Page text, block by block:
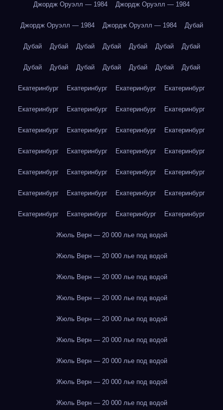
Джордж Оруэлл — 1984 Джордж Оруэлл — 1984
Джордж Оруэлл — 1984 Джордж Оруэлл — 1984 Дубай
Дубай Дубай Дубай Дубай Дубай Дубай Дубай
Дубай Дубай Дубай Дубай Дубай Дубай Дубай
Екатеринбург Екатеринбург Екатеринбург Екатеринбург
Екатеринбург Екатеринбург Екатеринбург Екатеринбург
Екатеринбург Екатеринбург Екатеринбург Екатеринбург
Екатеринбург Екатеринбург Екатеринбург Екатеринбург
Екатеринбург Екатеринбург Екатеринбург Екатеринбург
Екатеринбург Екатеринбург Екатеринбург Екатеринбург
Екатеринбург Екатеринбург Екатеринбург Екатеринбург
Жюль Верн — 20 000 лье под водой
Жюль Верн — 20 000 лье под водой
Жюль Верн — 20 000 лье под водой
Жюль Верн — 20 000 лье под водой
Жюль Верн — 20 000 лье под водой
Жюль Верн — 20 000 лье под водой
Жюль Верн — 20 000 лье под водой
Жюль Верн — 20 000 лье под водой
Жюль Верн — 20 000 лье под водой